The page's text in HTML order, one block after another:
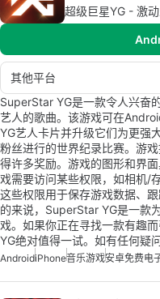
超级巨星YG - 激
其他平台
SuperStar YG是一款令人兴奋
艺人的歌曲。该游戏可在
YG艺人卡片并升级它们为更强
粉丝进行的世界纪录比赛。游
得许多奖励。游戏的图形和界
戏需要访问某些权限，如相机/
这些权限用于保存游戏数据、
的来说，SuperStar YG是一款
戏。如果你正在寻找一款有趣
YG绝对值得一试。如有任何疑
AndroidiPhone音乐游戏安卓免费电